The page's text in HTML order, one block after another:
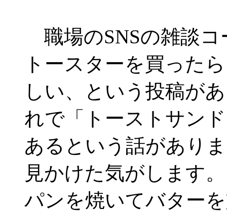
職場のSNSの雑談コ
トースターを買った
しい、という投稿が
れで「トーストサン
あるという話があり
見かけた気がします
パンを焼いてバター